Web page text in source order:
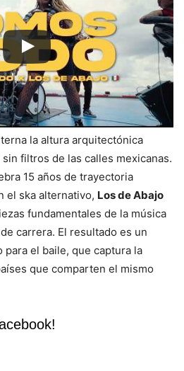
la altura arquitectónica
filtros de las calles mexicanas.
15 años de trayectoria
el ska alternativo, Los de Abajo
fundamentales de la música
carrera. El resultado es un
el baile, que captura la
que comparten el mismo